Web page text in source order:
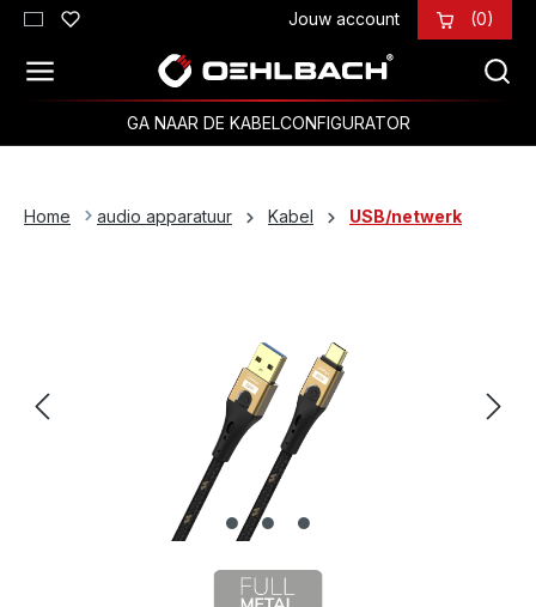
Ga naar de hoofdinhoud Jouw account (0)
GA NAAR DE KABELCONFIGURATOR
Home audio apparatuur Kabel USB/netwerk